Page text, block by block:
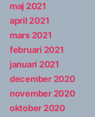
maj 2021
april 2021
mars 2021
februari 2021
januari 2021
december 2020
november 2020
oktober 2020